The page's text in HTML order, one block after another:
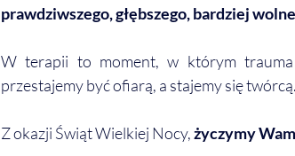
prawdziwszego, głębszego, bardziej
W terapii to moment, w którym
przestajemy być ofiarą, a stajemy się twórcą.
Z okazji Świąt Wielkiej Nocy, życzymy